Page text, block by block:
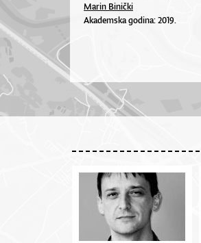
Marin Binički
Akademska godina: 2019.